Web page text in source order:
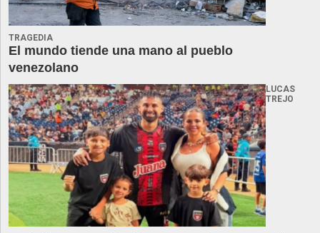
TRAGEDIA
El mundo tiende una mano al pueblo
venezolano
LUCAS
TREJO